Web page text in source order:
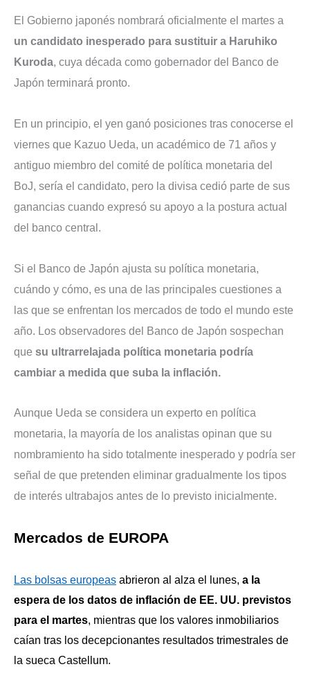
El Gobierno japonés nombrará oficialmente el martes a
un candidato inesperado para sustituir a Haruhiko
Kuroda, cuya década como gobernador del Banco de
Japón terminará pronto.
En un principio, el yen ganó posiciones tras conocerse el
viernes que Kazuo Ueda, un académico de 71 años y
antiguo miembro del comité de política monetaria del
BoJ, sería el candidato, pero la divisa cedió parte de sus
ganancias cuando expresó su apoyo a la postura actual
del banco central.
Si el Banco de Japón ajusta su política monetaria,
cuándo y cómo, es una de las principales cuestiones a
las que se enfrentan los mercados de todo el mundo este
año. Los observadores del Banco de Japón sospechan
que su ultrarrelajada política monetaria podría
cambiar a medida que suba la inflación.
Aunque Ueda se considera un experto en política
monetaria, la mayoría de los analistas opinan que su
nombramiento ha sido totalmente inesperado y podría ser
señal de que pretenden eliminar gradualmente los tipos
de interés ultrabajos antes de lo previsto inicialmente.
Mercados de EUROPA
Las bolsas europeas abrieron al alza el lunes, a la
espera de los datos de inflación de EE. UU. previstos
para el martes, mientras que los valores inmobiliarios
caían tras los decepcionantes resultados trimestrales de
la sueca Castellum.